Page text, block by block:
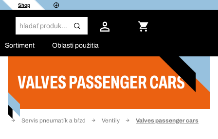
Shop
Sortiment Oblasti použitia
VALVES PASSENGER CARS
Servis pneumatík a bŕzd Ventily Valves passenger cars
Filter